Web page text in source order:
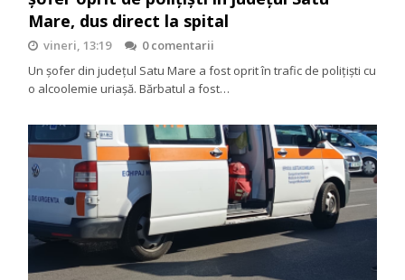
Mare, dus direct la spital
vineri, 13:19
0 comentarii
Un șofer din județul Satu Mare a fost oprit în trafic de polițiști cu
o alcoolemie uriașă. Bărbatul a fost…